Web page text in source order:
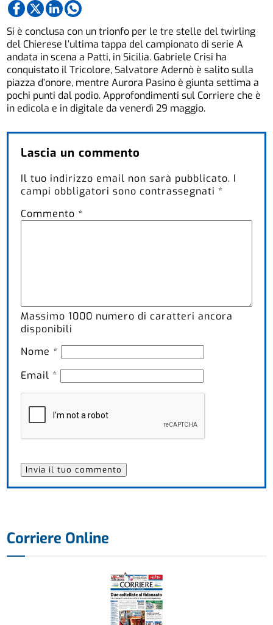
Si è conclusa con un trionfo per le tre stelle del twirling
del Chierese l’ultima tappa del campionato di serie A
andata in scena a Patti, in Sicilia. Gabriele Crisi ha
conquistato il Tricolore, Salvatore Adernò è salito sulla
piazza d’onore, mentre Aurora Pasino è giunta settima a
pochi punti dal podio. Approfondimenti sul Corriere che è
in edicola e in digitale da venerdì 29 maggio.
Lascia un commento
Il tuo indirizzo email non sarà pubblicato. I
campi obbligatori sono contrassegnati *
Commento *
Massimo1000 numero di caratteri ancora
disponibili
Nome *
Email *
Corriere Online